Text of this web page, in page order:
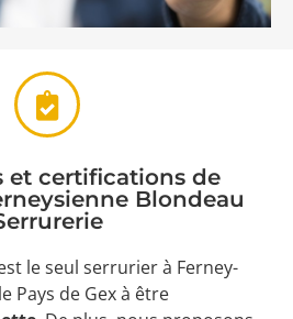
et certifications de
Blondeau
le seul serrurier à Ferney-
Pays de Gex à être